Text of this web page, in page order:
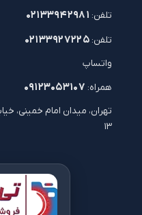
تلفن: ۰۲۱۳۳۹۴۲۹۸۱
تلفن: ۰۲۱۳۳۹۲۷۲۲۵
واتساپ
همراه: ۰۹۱۲۳۰۵۳۱۰۷
تهران، میدان امام خمینی،
۱۳